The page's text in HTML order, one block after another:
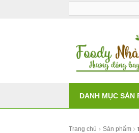
DANH MỤC SẢN
Trang chủ Sản phẩm